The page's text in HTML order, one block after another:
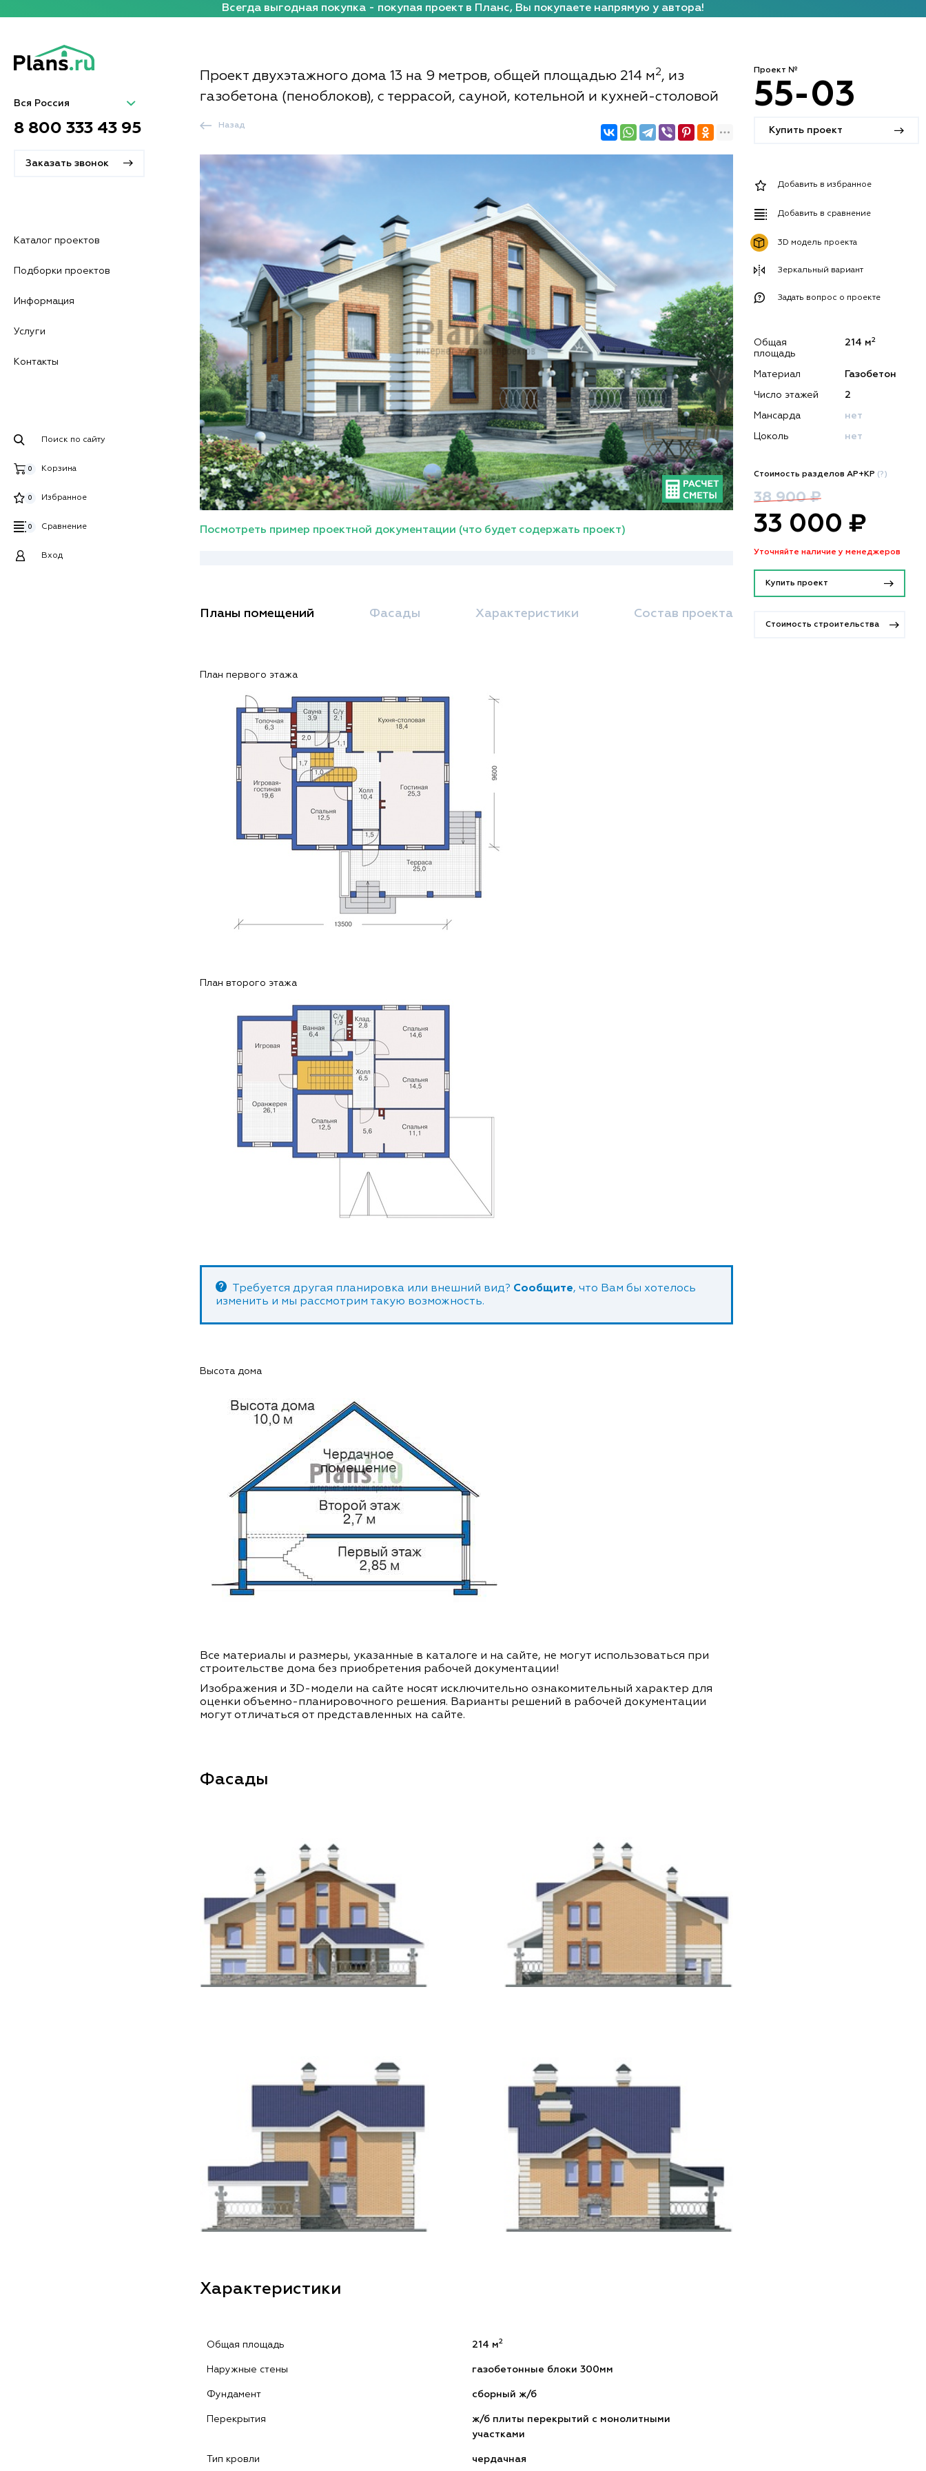
Всегда выгодная покупка - покупая проект в Планс, Вы покупаете напрямую у автора!
Вся Россия
8 800 333 43 95
Заказать звонок
Каталог проектов
Подборки проектов
Информация
Услуги
Контакты
Поиск по сайту
Корзина
0
Избранное
0
Сравнение
0
Вход
Проект двухэтажного дома 13 на 9 метров, общей площадью 214 м2, из
газобетона (пеноблоков), с террасой, сауной, котельной и кухней-столовой
Назад
Посмотреть пример проектной документации (что будет содержать проект)
Планы помещений Фасады Характеристики Состав проекта
План первого этажа
План второго этажа
Требуется другая планировка или внешний вид? Сообщите, что Вам бы хотелось
изменить и мы рассмотрим такую возможность.
Высота дома
Все материалы и размеры, указанные в каталоге и на сайте, не могут использоваться при
строительстве дома без приобретения рабочей документации!
Изображения и 3D-модели на сайте носят исключительно ознакомительный характер для
оценки объемно-планировочного решения. Варианты решений в рабочей документации
могут отличаться от представленных на сайте.
Фасады
Характеристики
Общая площадь 214 м2
Наружные стены газобетонные блоки 300мм
Фундамент сборный ж/б
Перекрытия
ж/б плиты перекрытий с монолитными
участками
Тип кровли чердачная
Проект №
55-03
Купить проект
Добавить в избранное
Добавить в сравнение
3D модель проекта
Зеркальный вариант
Задать вопрос о проекте
Общая
площадь
214 м2
Материал Газобетон
Число этажей 2
Мансарда нет
Цоколь нет
Стоимость разделов АР+КР (?)
38 900 ₽
33 000 ₽
Уточняйте наличие у менеджеров
Купить проект
Стоимость строительства